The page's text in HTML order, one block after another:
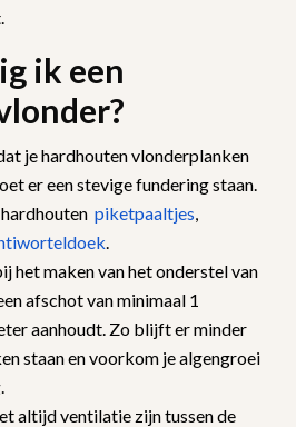
ik een
je hardhouten vlonderplanken
er een stevige fundering staan.
piketpaaltjes
het maken van het onderstel van
afschot van minimaal 1
aanhoudt. Zo blijft er minder
staan en voorkom je algengroei
altijd ventilatie zijn tussen de